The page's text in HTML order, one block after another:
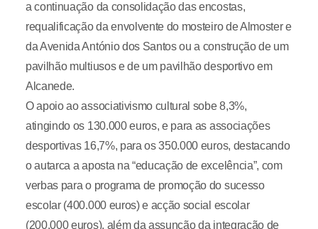
a continuação da consolidação das encostas,
requalificação da envolvente do mosteiro de Almoster e
da Avenida António dos Santos ou a construção de um
pavilhão multiusos e de um pavilhão desportivo em
Alcanede.
O apoio ao associativismo cultural sobe 8,3%,
atingindo os 130.000 euros, e para as associações
desportivas 16,7%, para os 350.000 euros, destacando
o autarca a aposta na “educação de excelência”, com
verbas para o programa de promoção do sucesso
escolar (400.000 euros) e acção social escolar
(200.000 euros), além da assunção da integração de